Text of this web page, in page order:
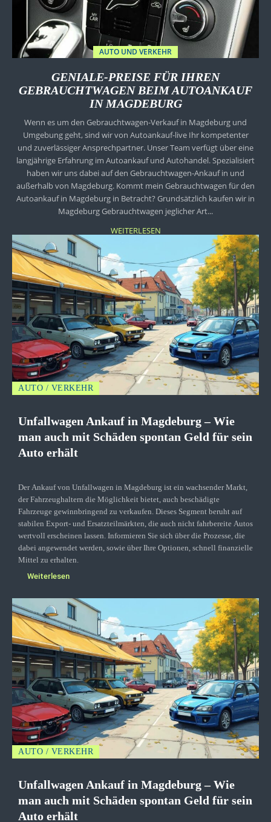
AUTO UND VERKEHR
GENIALE-PREISE FÜR IHREN
GEBRAUCHTWAGEN BEIM AUTOANKAUF
IN MAGDEBURG
Wenn es um den Gebrauchtwagen-Verkauf in Magdeburg und
Umgebung geht, sind wir von Autoankauf-live Ihr kompetenter
und zuverlässiger Ansprechpartner. Unser Team verfügt über eine
langjährige Erfahrung im Autoankauf und Autohandel. Spezialisiert
haben wir uns dabei auf den Gebrauchtwagen-Ankauf in und
außerhalb von Magdeburg. Kommt mein Gebrauchtwagen für den
Autoankauf in Magdeburg in Betracht? Grundsätzlich kaufen wir in
Magdeburg Gebrauchtwagen jeglicher Art...
WEITERLESEN
AUTO / VERKEHR
Unfallwagen Ankauf in Magdeburg – Wie
man auch mit Schäden spontan Geld für sein
Auto erhält
Der Ankauf von Unfallwagen in Magdeburg ist ein wachsender Markt,
der Fahrzeughaltern die Möglichkeit bietet, auch beschädigte
Fahrzeuge gewinnbringend zu verkaufen. Dieses Segment beruht auf
stabilen Export- und Ersatzteilmärkten, die auch nicht fahrbereite Autos
wertvoll erscheinen lassen. Informieren Sie sich über die Prozesse, die
dabei angewendet werden, sowie über Ihre Optionen, schnell finanzielle
Mittel zu erhalten.
Weiterlesen
AUTO / VERKEHR
Unfallwagen Ankauf in Magdeburg – Wie
man auch mit Schäden spontan Geld für sein
Auto erhält